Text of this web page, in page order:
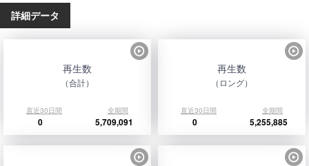
詳細データ
再生数
（合計）
直近30日間 全期間
0 5,709,091
再生数
（ロング）
直近30日間 全期間
0 5,255,885